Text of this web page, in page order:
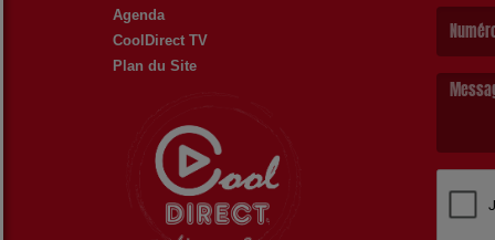
Agenda
CoolDirect TV
Plan du Site